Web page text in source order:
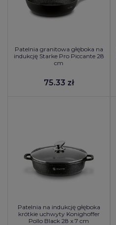
Patelnia granitowa głęboka na
indukcję Starke Pro Piccante 28
cm
75.33 zł
Patelnia na indukcję głęboka
krótkie uchwyty Konighoffer
Pollo Black 28 x 7 cm